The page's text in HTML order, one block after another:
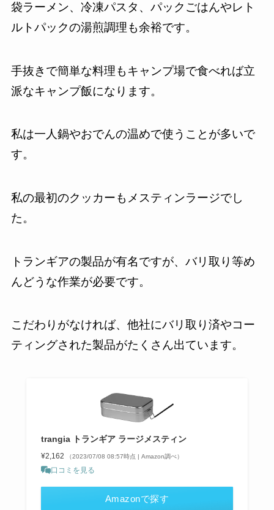
袋ラーメン、冷凍パスタ、パックごはんやレト
ルトパックの湯煎調理も余裕です。
手抜きで簡単な料理もキャンプ場で食べれば立
派なキャンプ飯になります。
私は一人鍋やおでんの温めで使うことが多いで
す。
私の最初のクッカーもメスティンラージでし
た。
トランギアの製品が有名ですが、バリ取り等め
んどうな作業が必要です。
こだわりがなければ、他社にバリ取り済やコー
ティングされた製品がたくさん出ています。
trangia トランギア ラージメスティン
¥2,162 （2023/07/08 08:57時点 | Amazon調べ）
口コミを見る
Amazonで探す